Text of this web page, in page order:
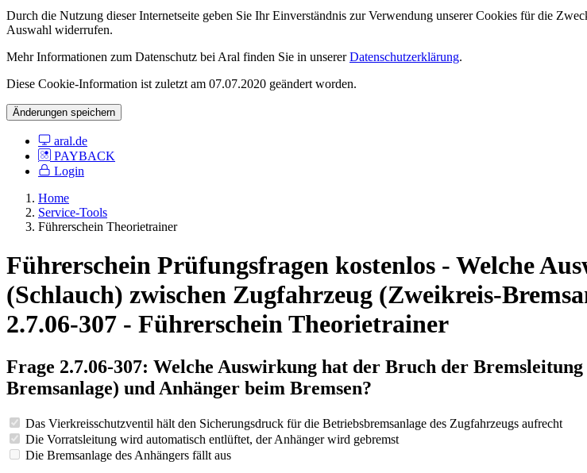
Durch die Nutzung dieser Internetseite geben Sie Ihr Einverständnis zur Verwendung unserer Cookies für die
Auswahl widerrufen.
Mehr Informationen zum Datenschutz bei Aral finden Sie in unsererDatenschutzerklärung.
Diese Cookie-Information ist zuletzt am 07.07.2020 geändert worden.
Änderungen speichern
aral.de
PAYBACK
Login
Home
Service-Tools
Führerschein Theorietrainer
Führerschein Prüfungsfragen kostenlos - Welche
(Schlauch) zwischen Zugfahrzeug (Zweikreis-
2.7.06-307 - Führerschein Theorietrainer
Frage 2.7.06-307: Welche Auswirkung hat der Bruch der
Bremsanlage) und Anhänger beim Bremsen?
Das Vierkreisschutzventil hält den Sicherungsdruck für die Betriebsbremsanlage des Zugfahrzeugs aufrecht
Die Vorratsleitung wird automatisch entlüftet, der Anhänger wird gebremst
Die Bremsanlage des Anhängers fällt aus